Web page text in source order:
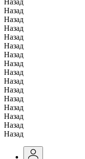
Назад
Назад
Назад
Назад
Назад
Назад
Назад
Назад
Назад
Назад
Назад
Назад
Назад
Назад
Назад
Назад